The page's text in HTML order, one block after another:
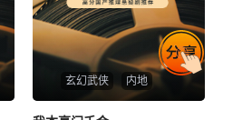
玄幻武侠 内地